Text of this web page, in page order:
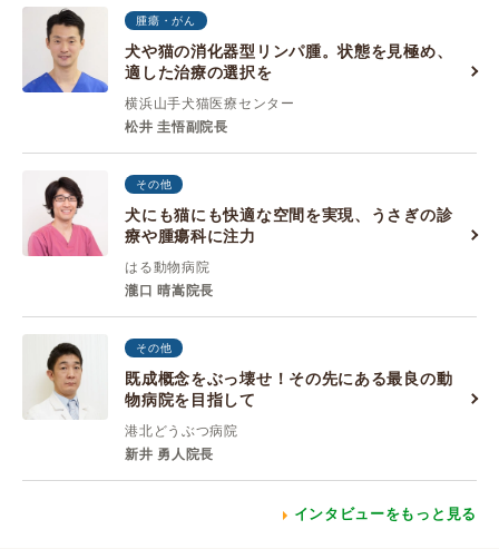
腫瘍・がん
犬や猫の消化器型リンパ腫。状態を見極め、
適した治療の選択を
横浜山手犬猫医療センター
松井 圭悟副院長
その他
犬にも猫にも快適な空間を実現、うさぎの診
療や腫瘍科に注力
はる動物病院
瀧口 晴嵩院長
その他
既成概念をぶっ壊せ！その先にある最良の動
物病院を目指して
港北どうぶつ病院
新井 勇人院長
インタビューをもっと見る